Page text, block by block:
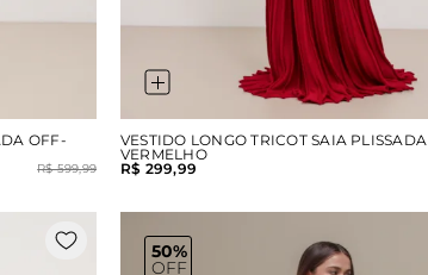
OFF-
R$ 599,99
VESTIDO LONGO TRICOT SAIA PLISSADA
VERMELHO
R$ 299,99
50%
OFF